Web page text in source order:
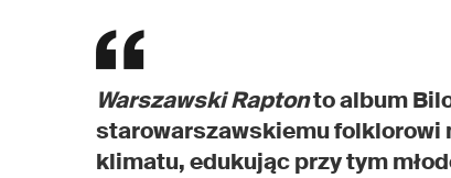
Warszawski Raptonto album
starowarszawskiemu folklorowi
klimatu, edukując przy tym